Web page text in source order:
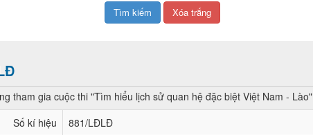
tham gia cuộc thi "Tìm hiểu lịch sử quan hệ đặc biệt Việt Nam - Lào"
Số kí hiệu
881/LĐLĐ